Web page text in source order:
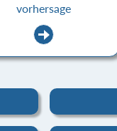
vorhersage